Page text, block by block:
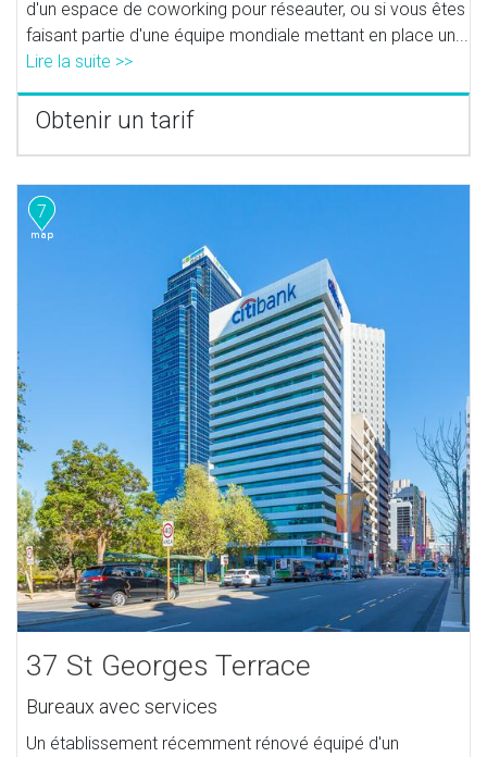
d'un espace de coworking pour réseauter, ou si vous êtes
faisant partie d'une équipe mondiale mettant en place un...
Lire la suite >>
Obtenir un tarif
7
37 St Georges Terrace
Bureaux avec services
Un établissement récemment rénové équipé d'un